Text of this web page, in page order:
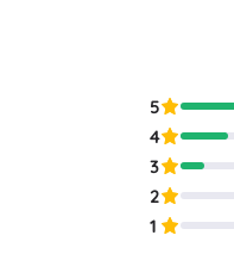
5
4
3
2
1